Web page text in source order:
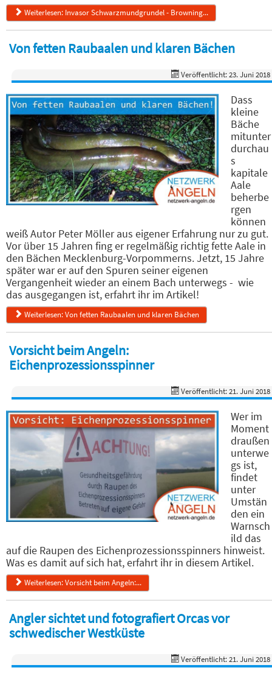
Weiterlesen: Invasor Schwarzmundgrundel - Browning...
Von fetten Raubaalen und klaren Bächen
Veröffentlicht: 23. Juni 2018
Dass
kleine
Bäche
mitunter
durchau
s
kapitale
Aale
beherbe
rgen
können
weiß Autor Peter Möller aus eigener Erfahrung nur zu gut.
Vor über 15 Jahren fing er regelmäßig richtig fette Aale in
den Bächen Mecklenburg-Vorpommerns. Jetzt, 15 Jahre
später war er auf den Spuren seiner eigenen
Vergangenheit wieder an einem Bach unterwegs - wie
das ausgegangen ist, erfahrt ihr im Artikel!
Weiterlesen: Von fetten Raubaalen und klaren Bächen
Vorsicht beim Angeln:
Eichenprozessionsspinner
Veröffentlicht: 21. Juni 2018
Wer im
Moment
draußen
unterwe
gs ist,
findet
unter
Umstän
den ein
Warnsch
ild das
auf die Raupen des Eichenprozessionsspinners hinweist.
Was es damit auf sich hat, erfahrt ihr in diesem Artikel.
Weiterlesen: Vorsicht beim Angeln:...
Angler sichtet und fotografiert Orcas vor
schwedischer Westküste
Veröffentlicht: 21. Juni 2018